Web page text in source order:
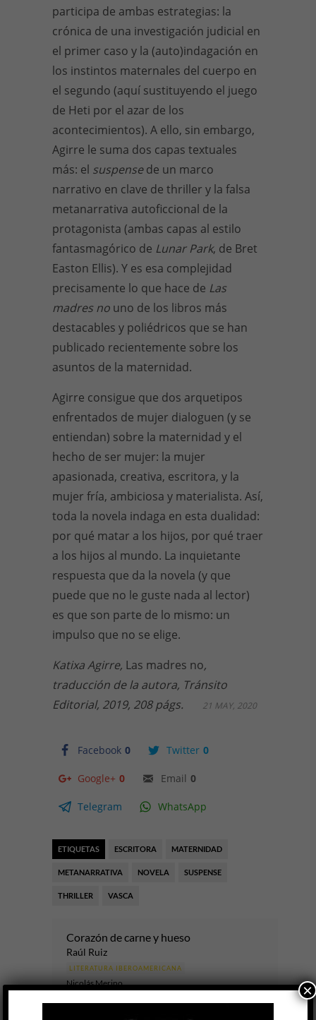
participa de ambas estrategias: la
crónica de una investigación judicial en
el primer caso y la (auto)indagación en
los instintos maternales del cuerpo en
el segundo (aquí sustituyendo el juego
de Heti por el azar de los
acontecimientos). A ello, sin embargo,
Agirre le suma dos capas textuales
más: el suspensede un marco
narrativo en clave de thriller y la falsa
metanarrativa autoficcional de la
protagonista (ambas capas al estilo
fantasmagórico de Lunar Park, de Bret
Easton Ellis). Y es esa complejidad
precisamente lo que hace de Las
madres no uno de los libros más
destacables y poliédricos que se han
publicado recientemente sobre los
asuntos de la maternidad.
Agirre consigue que dos arquetipos
enfrentados de mujer dialoguen (y se
entiendan) sobre la maternidad y el
hecho de ser mujer: la mujer
apasionada, creativa, escritora, y la
mujer fría, ambiciosa y materialista. Así,
toda la novela indaga en esta dualidad:
por qué matar a los hijos, por qué traer
a los hijos al mundo. La inquietante
respuesta que da la novela (y que
puede que no le guste nada al lector)
es que son parte de lo mismo: un
impulso que no se elige.
Katixa Agirre, Las madres no,
traducción de la autora, Tránsito
Editorial, 2019, 208 págs.
Facebook 0 Twitter 0
Google+ 0 Email 0
Telegram WhatsApp
21 MAY, 2020
ETIQUETAS ESCRITORA MATERNIDAD
METANARRATIVA NOVELA SUSPENSE
THRILLER VASCA
Corazón de carne y hueso
Raúl Ruiz
LITERATURA IBEROAMERICANA
Nicolás Merino ×